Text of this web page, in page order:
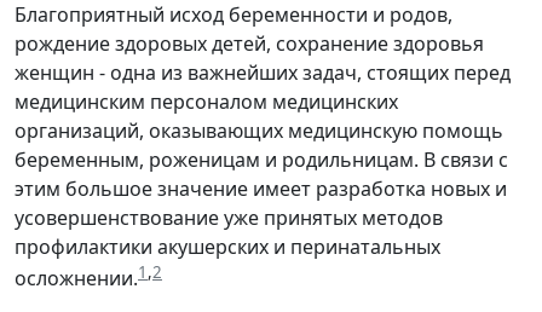
Благоприятный исход беременности и родов,
рождение здоровых детей, сохранение здоровья
женщин - одна из важнейших задач, стоящих перед
медицинским персоналом медицинских
организаций, оказывающих медицинскую помощь
беременным, роженицам и родильницам. В связи с
этим большое значение имеет разработка новых и
усовершенствование уже принятых методов
профилактики акушерских и перинатальных
осложнении.1 ,2